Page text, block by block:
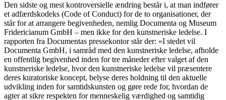
Den sidste og mest kontroversielle ændring består i, at man indfører
et adfærdskodeks (Code of Conduct) for de to organisationer, der
står for at arrangere begivenheden, nemlig Documenta og Museum
Fridericianum GmbH – men ikke for den kunstneriske ledelse. I
rapporten fra Documentas pressekontor står der: «I stedet vil
Documenta GmbH, i samråd med den kunstneriske ledelse, afholde
en offentlig begivenhed inden for tre måneder efter valget af den
kunstneriske ledelse, hvor den kunstneriske ledelse vil præsentere
deres kuratoriske koncept, belyse deres holdning til den aktuelle
udvikling inden for samtidskunsten og gøre rede for, hvordan de
agter at sikre respekten for menneskelig værdighed og samtidig